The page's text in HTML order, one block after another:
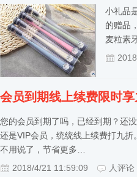
小礼品
的赠品
麦粒素
会员到期线上续费限时
您的会员到期了吗，已经到期？还
还是VIP会员，统统线上续费打九
不用说了，节省更多…
2018/4/21 11:59:09
人评论